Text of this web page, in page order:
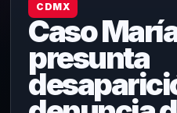
CDMX
Caso
presunta